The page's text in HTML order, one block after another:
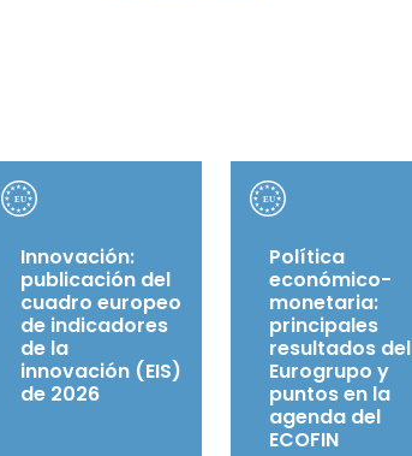
Innovación:
publicación del
cuadro europeo
de indicadores
de la
innovación (EIS)
de 2026
Política
económico-
monetaria:
principales
resultados del
Eurogrupo y
puntos en la
agenda del
ECOFIN